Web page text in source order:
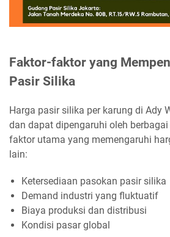
Faktor-faktor yang
Pasir Silika
Harga pasir silika per karung di Ady
dan dapat dipengaruhi oleh
faktor utama yang memengaruhi
lain:
Ketersediaan pasokan pasir silika
Demand industri yang fluktuatif
Biaya produksi dan distribusi
Kondisi pasar global